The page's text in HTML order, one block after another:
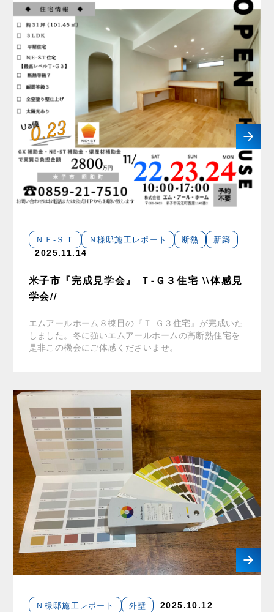
ＮＥ-ＳＴ Ｎ様邸施工レポート 断熱 新築
2025.11.14
米子市『完成見学会』 Ｔ-Ｇ３住宅 \\体感見
学会//
エムアールホーム８棟目の『Ｔ-Ｇ３住宅』が完成いた
しました。冬に強いエムアールホームの高断熱住宅を
是非この機会にご体感くださいませ。
Ｎ様邸施工レポート 外壁 2025.10.12